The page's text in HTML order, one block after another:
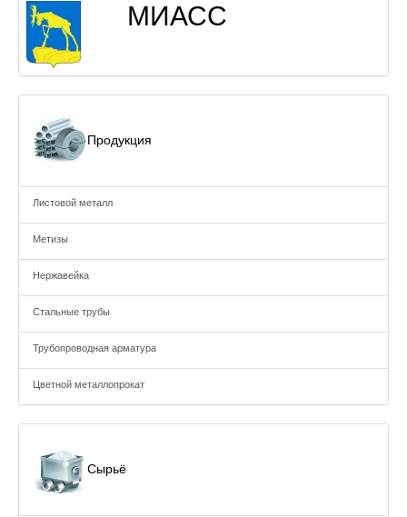
МИАСС
Продукция
Листовой металл
Метизы
Нержавейка
Стальные трубы
Трубопроводная арматура
Цветной металлопрокат
Сырьё